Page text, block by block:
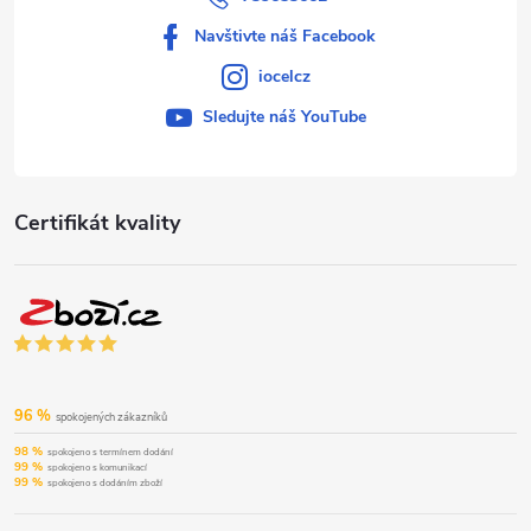
Certifikát kvality
96 % spokojených zákazníků
98 % spokojeno s termínem dodání
99 % spokojeno s komunikací
99 % spokojeno s dodáním zboží
Navštivte náš Facebook
iocelcz
Sledujte náš YouTube